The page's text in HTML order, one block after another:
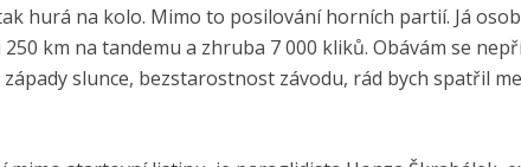
hurá na kolo. Mimo to posilování horních partií. Já
km na tandemu a zhruba 7 000 kliků. Obávám se
slunce, bezstarostnost závodu, rád bych spatřil